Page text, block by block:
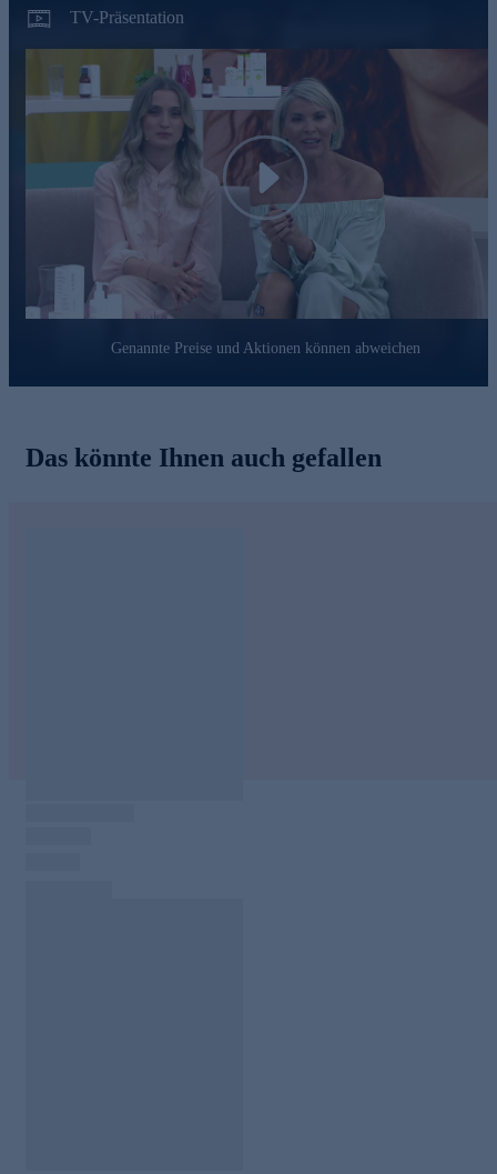
für alle Lebensphasen geeignet
- Ohne Parfum und aggressive Inhaltsstoffe
Hyaluron Serum für Ihr persönliches Wohlgefühl jetzt
bequem online bestellen.
TV-Präsentation
Play
Genannte Preise und Aktionen können abweichen
Das könnte Ihnen auch gefallen